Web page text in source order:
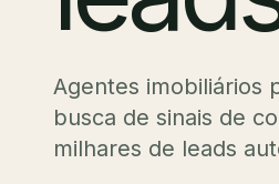
Agentes imobiliários
busca de sinais de
milhares de leads